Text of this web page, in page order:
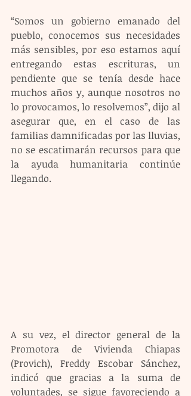
“Somos un gobierno emanado del
pueblo, conocemos sus necesidades
más sensibles, por eso estamos aquí
entregando estas escrituras, un
pendiente que se tenía desde hace
muchos años y, aunque nosotros no
lo provocamos, lo resolvemos”, dijo al
asegurar que, en el caso de las
familias damnificadas por las lluvias,
no se escatimarán recursos para que
la ayuda humanitaria continúe
llegando.
A su vez, el director general de la
Promotora de Vivienda Chiapas
(Provich), Freddy Escobar Sánchez,
indicó que gracias a la suma de
voluntades, se sigue favoreciendo a